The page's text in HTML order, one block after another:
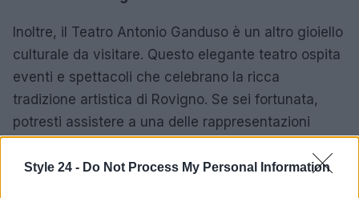
Style 24 - Do Not Process My Personal Information
Inoltre, il Teatro Antonio Ganduso è un altro gioiello
culturale da visitare. Questo elegante teatro ospita
eventi e spettacoli che celebrano la ricca
tradizione artistica di Rovigno. Se sei fortunata,
potresti assistere a una delle rappresentazioni
immergendoti così nella cultura locale.Hai già in